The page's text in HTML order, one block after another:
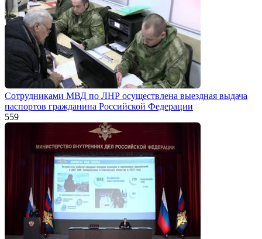
Сотрудниками МВД по ЛНР осуществлена выездная выдача
паспортов гражданина Российской Федерации
559